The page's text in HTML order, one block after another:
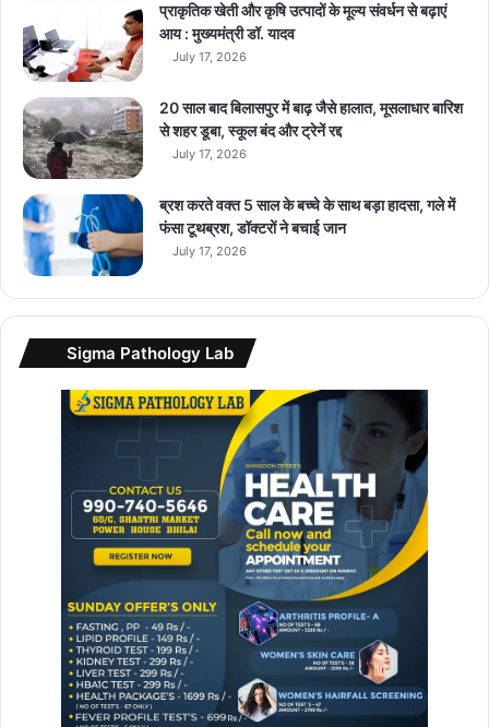
ऑ
न
इ
न
ली
क
…
प्राकृतिक खेती और कृषि उत्पादों के मूल्य संवर्धन से बढ़ाएं
आय : मुख्यमंत्री डॉ. यादव
July 17, 2026
20 साल बाद बिलासपुर में बाढ़ जैसे हालात, मूसलाधार बारिश
से शहर डूबा, स्कूल बंद और ट्रेनें रद्द
July 17, 2026
ब्रश करते वक्त 5 साल के बच्चे के साथ बड़ा हादसा, गले में
फंसा टूथब्रश, डॉक्टरों ने बचाई जान
July 17, 2026
Sigma Pathology Lab